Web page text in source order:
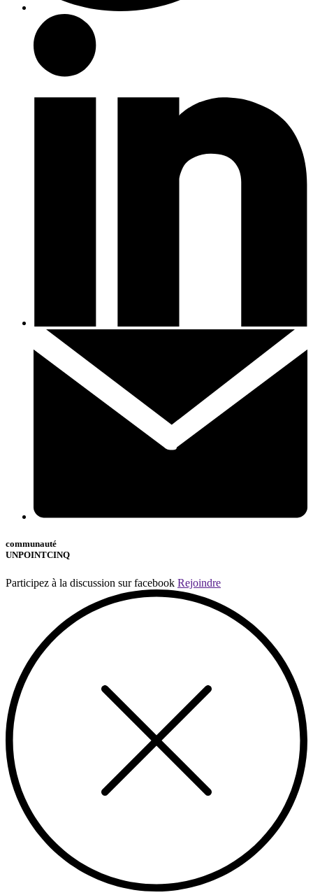
communauté
UNPOINTCINQ
Participez à la discussion sur facebook Rejoindre